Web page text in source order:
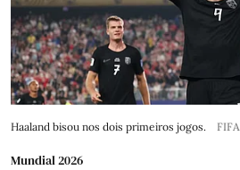
Haaland bisou nos dois primeiros jogos. FIFA
Mundial 2026